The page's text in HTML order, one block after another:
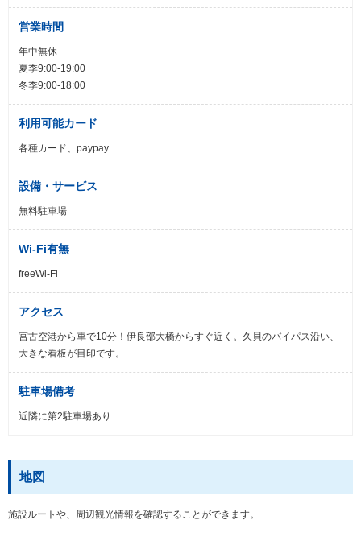
営業時間
年中無休
夏季9:00-19:00
冬季9:00-18:00
利用可能カード
各種カード、paypay
設備・サービス
無料駐車場
Wi-Fi有無
freeWi-Fi
アクセス
宮古空港から車で10分！伊良部大橋からすぐ近く。久貝のバイパス沿い、
大きな看板が目印です。
駐車場備考
近隣に第2駐車場あり
地図
施設ルートや、周辺観光情報を確認することができます。